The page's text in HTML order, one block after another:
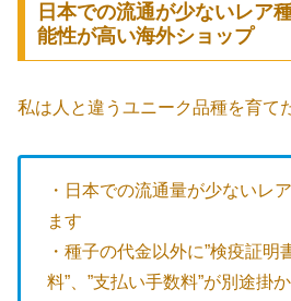
日本での流通が少ないレア
能性が高い海外ショップ
私は人と違うユニーク品種を育て
・日本での流通量が少ないレ
ます
・種子の代金以外に”検疫証明
料”、”支払い手数料”が別途掛